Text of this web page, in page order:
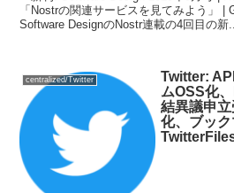
「Nostrの関連サービスを見てみよう」 |
Software DesignのNostr連載の4回目の新
centralized/Twitter
Twitter:
ムOSS化
結異議申
化、ブック